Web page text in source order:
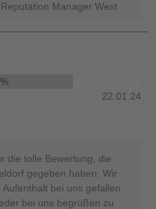
Manager West
22.01.24
die tolle Bewertung, die
gegeben haben. Wir
bei uns gefallen
bei uns begrüßen zu